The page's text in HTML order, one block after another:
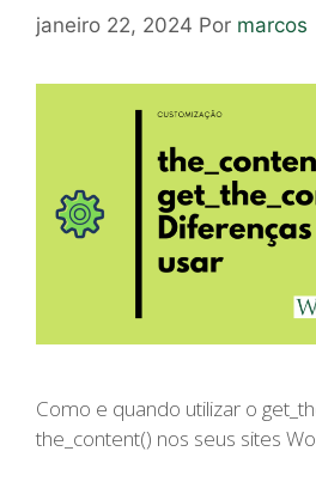
janeiro 22, 2024 Por marcos
Como e quando utilizar o
the_content() nos seus sites